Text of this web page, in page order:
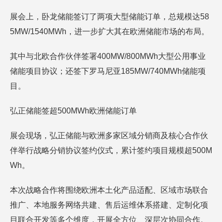
展会上，卧龙储能签订了两项大型储能订单，总规模达58
5MW/1540MWh，进一步扩大其在欧洲储能市场的布局。
其中与北欧合作伙伴签署400MW/800MWh大型公用事业
储能项目协议；还签下罗马尼亚185MW/740MWh储能项
目。
弘正储能签超500MWh欧洲储能订单
展会现场，弘正储能与欧洲多家区域分销商及核心合作伙
伴举行战略分销协议签约仪式，累计签约项目规模超500M
Wh。
本次战略合作将围绕欧洲本土化产品适配、区域市场联合
推广、本地服务网络共建、售后运维体系搭建、定制化项
目联合开发等多个维度，开展全方位、深层次协同合作。